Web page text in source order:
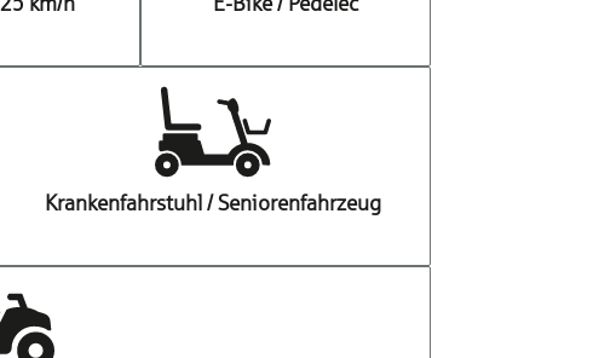
Krankenfahrstuhl / Seniorenfahrzeug